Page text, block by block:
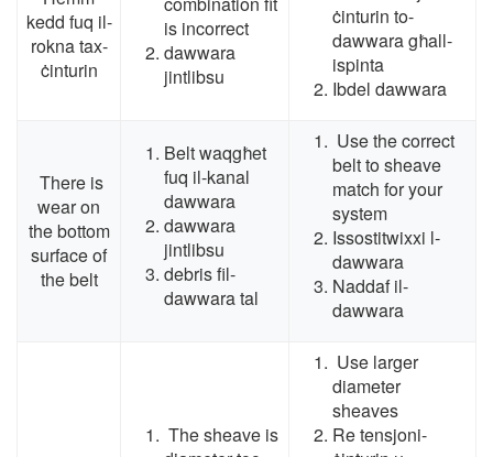
kedd fuq il-
rokna tax-
ċinturin
is incorrect
dawwara
jintlibsu
ċinturin to-
dawwara għall-
ispinta
Ibdel dawwara
There is
wear on
the bottom
surface of
the belt
Belt waqgħet
fuq il-kanal
dawwara
dawwara
jintlibsu
debris fil-
dawwara tal
Use the correct
belt to sheave
match for your
system
Issostitwixxi l-
dawwara
Naddaf il-
dawwara
The sheave is
Use larger
diameter
sheaves
Re tensjoni-